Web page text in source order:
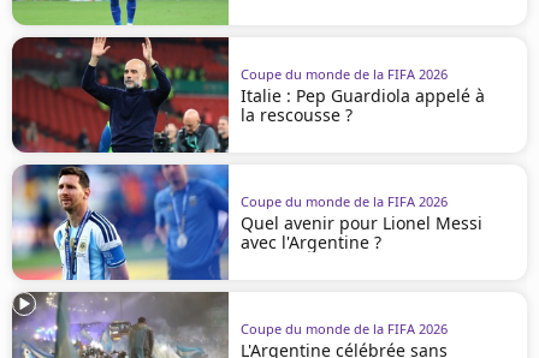
Coupe du monde de la FIFA 2026
Italie : Pep Guardiola appelé à
la rescousse ?
Coupe du monde de la FIFA 2026
Quel avenir pour Lionel Messi
avec l'Argentine ?
Coupe du monde de la FIFA 2026
L'Argentine célébrée sans